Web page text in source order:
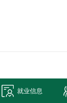
就业信息